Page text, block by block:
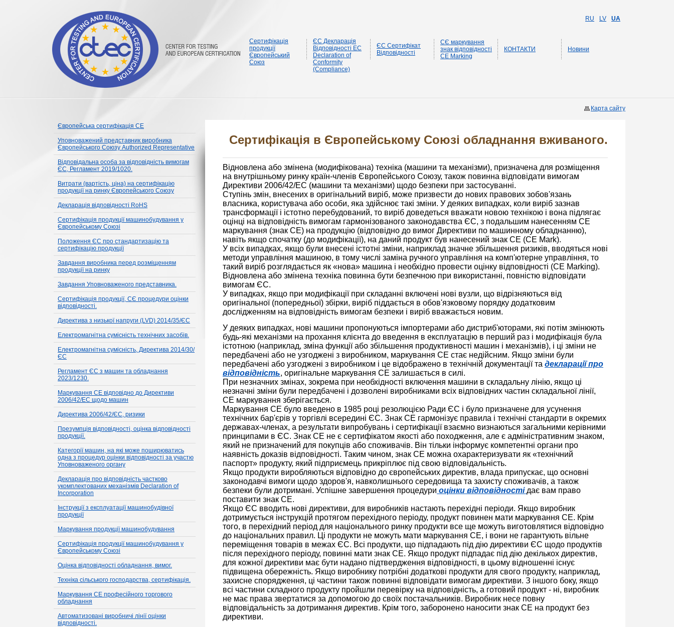
Сертифікація
продукції
Європейський
Союз
ЄС Декларація
Відповідності EC
Declaration of
Conformity
(Compliance)
ЄС Сертифікат
Відповідності
CЄ маркування
знак відповідності
CE Marking
КОНТАКТИ Новини
RU LV UA
Карта сайту
Європейська сертифікація CE
Уповноважений представник виробника
Європейського Союзу Authorized Representative
Відповідальна особа за відповідність вимогам
ЄС, Регламент 2019/1020.
Витрати (вартість, ціна) на сертифікацію
продукції на ринку Європейського Союзу
Декларація відповідності RoHS
Сертифікація продукції машинобудування у
Європейському Союзі
Положення ЄС про стандартизацію та
сертифікацію продукції
Завдання виробника перед розміщенням
продукції на ринку
Завдання Уповноваженого представника.
Сертифікація продукції, СЄ процедури оцінки
відповідності.
Директива з низької напруги (LVD) 2014/35/ЄС
Електромагнітна сумісність технічних засобів.
Електромагнітна сумісність, Директива 2014/30/
ЄС
Регламент ЄС з машин та обладнання
2023/1230.
Маркування CE відповідно до Директиви
2006/42/EC щодо машин
Директива 2006/42/ЄС, ризики
Презумпція відповідності, оцінка відповідності
продукції.
Категорії машин, на які може поширюватись
одна з процедур оцінки відповідності за участю
Уповноваженого органу
Декларація про відповідність частково
укомплектованих механізмів Declaration of
Incorporation
Інструкції з експлуатації машинобудівної
продукції
Маркування продукції машинобудування
Сертифікація продукції машинобудування у
Європейському Союзі
Оцінка відповідності обладнання, вимог.
Техніка сільського господарства, сертифікація.
Маркування CE професійного торгового
обладнання
Автоматизовані виробничі лінії оцінки
відповідності.
Сертифікація в Європейському Союзі обладнання вживаного.
Відновлена або змінена (модифікована) техніка (машини та механізми), призначена для розміщення
на внутрішньому ринку країн-членів Європейського Союзу, також повинна відповідати вимогам
Директиви 2006/42/EC (машини та механізми) щодо безпеки при застосуванні.
Ступінь змін, внесених в оригінальний виріб, може призвести до нових правових зобов'язань
власника, користувача або особи, яка здійснює такі зміни. У деяких випадках, коли виріб зазнав
трансформації і істотно перебудований, то виріб доведеться вважати новою технікою і вона підлягає
оцінці на відповідність вимогам гармонізованого законодавства ЄС, з подальшим нанесенням СЕ
маркування (знак СЕ) на продукцію (відповідно до вимог Директиви по машинному обладнанню),
навіть якщо спочатку (до модифікації), на даний продукт був нанесений знак СЕ (CE Mark).
У всіх випадках, якщо були внесені істотні зміни, наприклад значне збільшення ризиків, вводяться нові
методи управління машиною, в тому числі заміна ручного управління на комп'ютерне управління, то
такий виріб розглядається як «нова» машина і необхідно провести оцінку відповідності (CE Marking).
Відновлена або змінена техніка повинна бути безпечною при використанні, повністю відповідати
вимогам ЄС.
У випадках, якщо при модифікації при складанні включені нові вузли, що відрізняються від
оригінальної (попередньої) збірки, виріб піддається в обов'язковому порядку додатковим
дослідженням на відповідність вимогам безпеки і виріб вважається новим.
У деяких випадках, нові машини пропонуються імпортерами або дистриб'юторами, які потім змінюють
будь-які механізми на прохання клієнта до введення в експлуатацію в перший раз і модифікація була
істотною (наприклад, зміна функції або збільшення продуктивності машин і механізмів), і ці зміни не
передбачені або не узгоджені з виробником, маркування CE стає недійсним. Якщо зміни були
передбачені або узгоджені з виробником і це відображено в технічній документації та декларації про
відповідність, оригінальне маркування СЕ залишається в силі.
При незначних змінах, зокрема при необхідності включення машини в складальну лінію, якщо ці
незначні зміни були передбачені і дозволені виробниками всіх відповідних частин складальної лінії,
СЕ маркування зберігається.
Маркування CE було введено в 1985 році резолюцією Ради ЄС і було призначене для усунення
технічних бар'єрів у торгівлі всередині ЄС. Знак CE гармонізує правила і технічні стандарти в окремих
державах-членах, а результати випробувань і сертифікації взаємно визнаються загальними керівними
принципами в ЄС. Знак CE не є сертифікатом якості або походження, але є адміністративним знаком,
який не призначений для покупців або споживачів. Він тільки інформує компетентні органи про
наявність доказів відповідності. Таким чином, знак CE можна охарактеризувати як «технічний
паспорт» продукту, який підприємець прикріплює під свою відповідальність.
Якщо продукти виробляються відповідно до європейських директив, влада припускає, що основні
законодавчі вимоги щодо здоров'я, навколишнього середовища та захисту споживачів, а також
безпеки були дотримані. Успішне завершення процедури оцінки відповідності дає вам право
поставити знак CE.
Якщо ЄС вводить нові директиви, для виробників настають перехідні періоди. Якщо виробник
дотримується інструкцій протягом перехідного періоду, продукт повинен мати маркування CE. Крім
того, в перехідний період для національного ринку продукти все ще можуть виготовлятися відповідно
до національних правил. Ці продукти не можуть мати маркування CE, і вони не гарантують вільне
переміщення товарів в межах ЄС. Всі продукти, що підпадають під дію директиви ЄС щодо продуктів
після перехідного періоду, повинні мати знак CE. Якщо продукт підпадає під дію декількох директив,
для кожної директиви має бути надано підтвердження відповідності, в цьому відношенні існує
підвищена обережність. Якщо виробнику потрібні додаткові продукти для свого продукту, наприклад,
захисне спорядження, ці частини також повинні відповідати вимогам директиви. З іншого боку, якщо
всі частини складного продукту пройшли перевірку на відповідність, а готовий продукт - ні, виробник
не має права звертатися за допомогою до своїх постачальників. Виробник несе повну
відповідальність за дотримання директив. Крім того, заборонено наносити знак CE на продукт без
директиви.